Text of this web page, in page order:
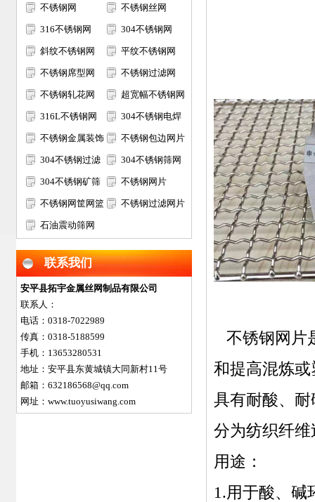
不锈钢网 不锈钢丝网
316不锈钢网 304不锈钢网
斜纹不锈钢网 平纹不锈钢网
不锈钢席型网 不锈钢过滤网
不锈钢轧花网 超宽幅不锈钢网
316L不锈钢网 304不锈钢电焊
网
不锈钢金属装饰
网
不锈钢包边网片
304不锈钢过滤
网筒
304不锈钢筛网
304不锈钢矿筛
网
不锈钢网片
不锈钢网筐网篮 不锈钢过滤网片
石油震动筛网
联系我们
安平县拓宇金属丝网制品有限公司
联系人：
电话：0318-7022989
传真：0318-5188599
手机：13653280531
地址：安平县东黄城镇大同新村11号
邮箱：632186568@qq.com
网址：www.tuoyusiwang.com
不锈钢网片
和提高混炼
具有耐酸、
分为纺织纤
用途：
1.用于酸、